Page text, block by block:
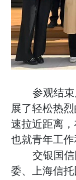
参观结
展了轻松热
速拉近距离
也就青年工作
交银国
委、上海信